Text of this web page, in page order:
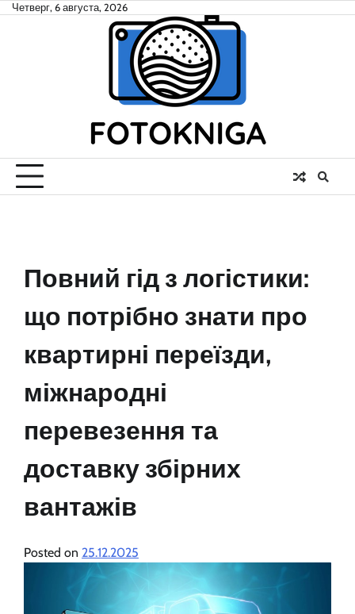
SkipЧетверг, 6 августа, 2026
Повний гід з логістики:
що потрібно знати про
квартирні переїзди,
міжнародні
перевезення та
доставку збірних
вантажів
Posted on 25.12.2025